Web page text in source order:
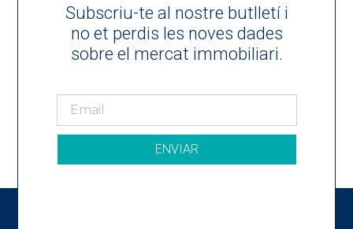
Subscriu-te al nostre butlletí i
no et perdis les noves dades
sobre el mercat immobiliari.
ENVIAR